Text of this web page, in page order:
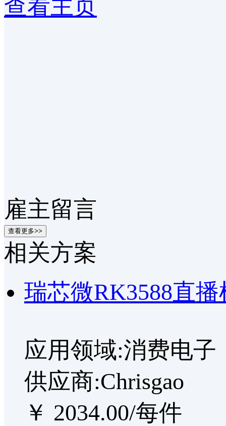
查看主页
雇主留言
查看更多>>
相关方案
瑞芯微RK3588直
应用领域:消费电子
供应商:Chrisgao
￥ 2034.00/每件